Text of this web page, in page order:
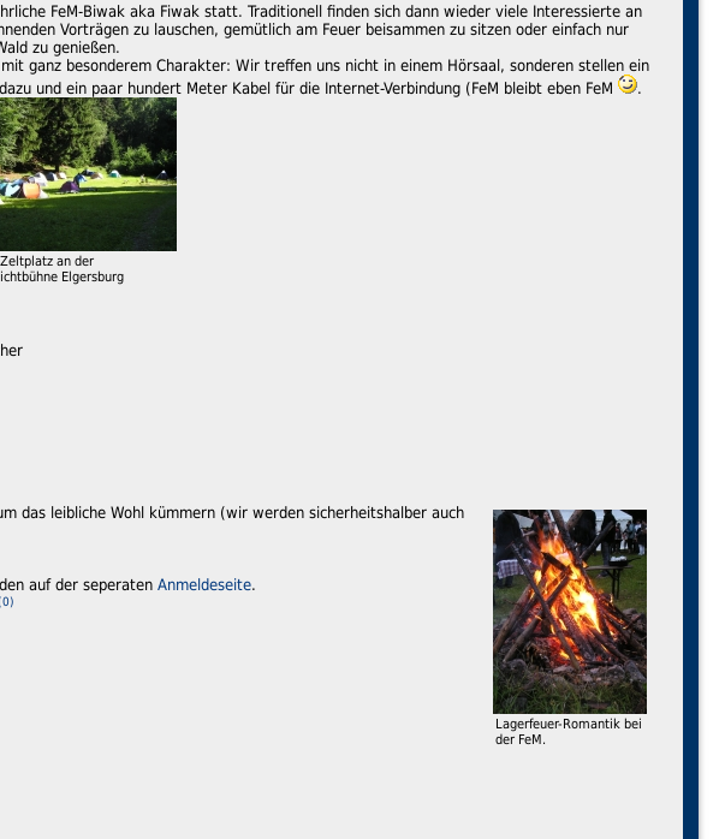
FeM-Biwak aka Fiwak statt. Traditionell finden sich dann wieder viele Interessierte an
Vorträgen zu lauschen, gemütlich am Feuer beisammen zu sitzen oder einfach nur
zu genießen.
ganz besonderem Charakter: Wir treffen uns nicht in einem Hörsaal, sonderen stellen ein
und ein paar hundert Meter Kabel für die Internet-Verbindung (FeM bleibt eben FeM
.
an der
Elgersburg
Lagerfeuer-Romantik bei
der FeM.
das leibliche Wohl kümmern (wir werden sicherheitshalber auch
auf der seperaten Anmeldeseite.